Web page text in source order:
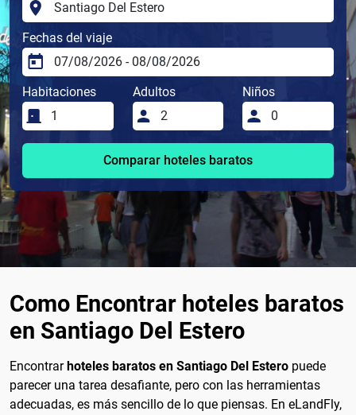
Fechas del viaje
Habitaciones Adultos Niños
Comparar hoteles baratos
Como Encontrar hoteles baratos
en Santiago Del Estero
Encontrar hoteles baratos en Santiago Del Estero puede
parecer una tarea desafiante, pero con las herramientas
adecuadas, es más sencillo de lo que piensas. En eLandFly,